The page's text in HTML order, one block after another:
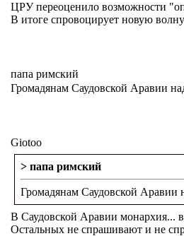
ЦРУ переоценило возможности
В итоге спровоцирует новую
папа римский
Громадянам Саудовской Аравии
Giotoo
> папа римский
Громадянам Саудовской Аравии
В Саудовской Аравии монархия...
Остальных не спрашивают и не